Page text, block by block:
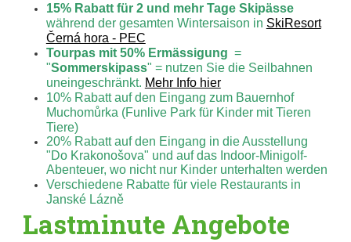
15% Rabatt für 2 und mehr Tage Skipässe
während der gesamten Wintersaison in SkiResort
Černá hora - PEC
Tourpas mit 50% Ermässigung =
"Sommerskipass" = nutzen Sie die Seilbahnen
uneingeschränkt. Mehr Info hier
10% Rabatt auf den Eingang zum Bauernhof
Muchomůrka (Funlive Park für Kinder mit Tieren
Tiere)
20% Rabatt auf den Eingang in die Ausstellung
"Do Krakonošova" und auf das Indoor-Minigolf-
Abenteuer, wo nicht nur Kinder unterhalten werden
Verschiedene Rabatte für viele Restaurants in
Janské Lázně
Lastminute Angebote